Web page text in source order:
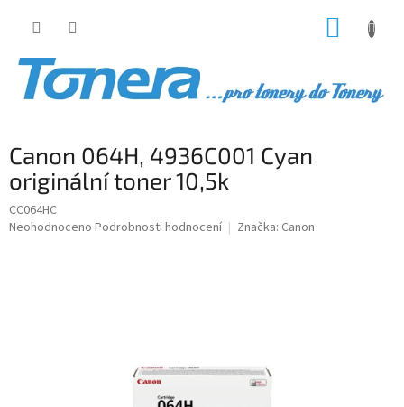
Canon 064H, 4936C001 Cyan
originální toner 10,5k
CC064HC
Průměrné
Neohodnoceno Podrobnosti hodnocení Značka: Canon